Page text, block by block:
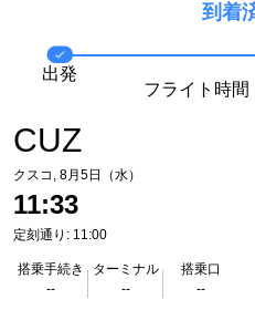
到着
CUZ
クスコ, 8月5日（水）
11:33
定刻通り: 11:00
搭乗手続き
--
ターミナル
--
搭乗口
--
出発
フライト時間